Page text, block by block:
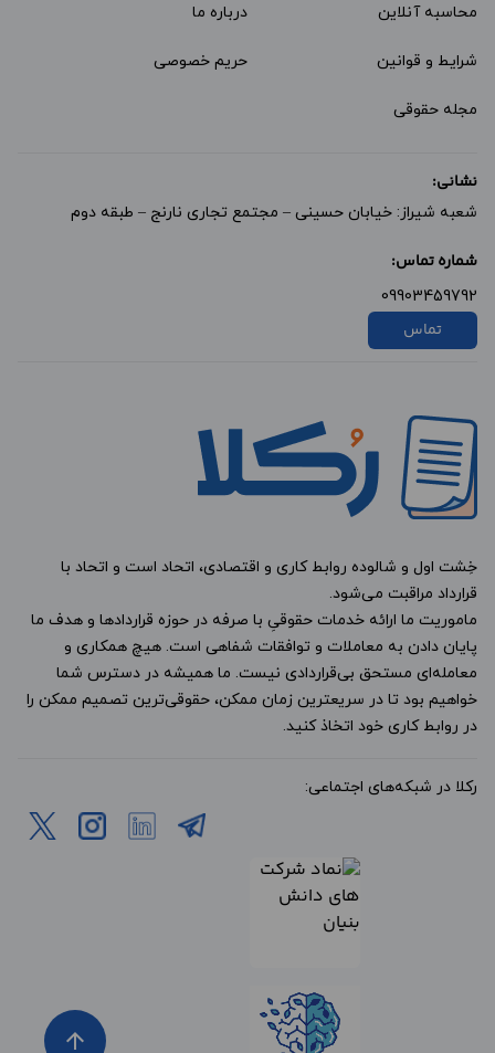
محاسبه آنلاین درباره ما
شرایط و قوانین حریم خصوصی
مجله حقوقی
نشانی:
شعبه شیراز: خیابان حسینی – مجتمع تجاری نارنج – طبقه دوم
شماره تماس:
09903459792
تماس
خِشت اول و شالوده روابط کاری و اقتصادی، اتحاد است و اتحاد با
قرارداد مراقبت می‌شود.
ماموریت ما ارائه خدمات حقوقیِ با صرفه در حوزه قراردادها و هدف ما
پایان دادن به معاملات و توافقات شفاهی است. هیچ همکاری و
معامله‌ای مستحق بی‌قراردادی نیست. ما همیشه در دسترس شما
خواهیم بود تا در سریعترین زمان ممکن، حقوقی‌ترین تصمیم ممکن را
در روابط کاری خود اتخاذ کنید.
رکلا در شبکه‌های اجتماعی:
arrow_upward